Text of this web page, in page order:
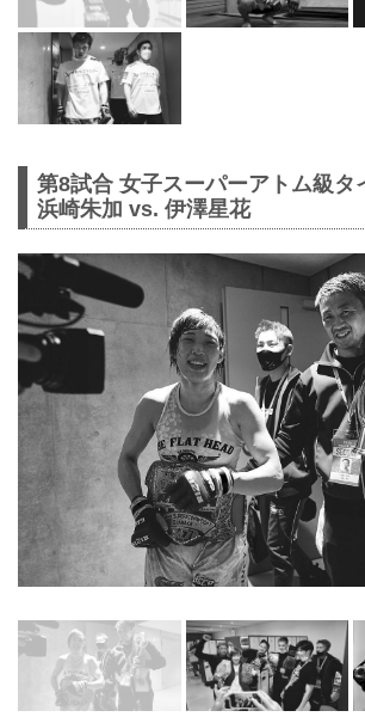
第8試合 女子スーパーアトム級タ
浜崎朱加 vs. 伊澤星花